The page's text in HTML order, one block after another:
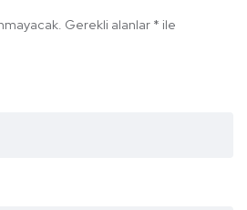
Gerekli alanlar * ile